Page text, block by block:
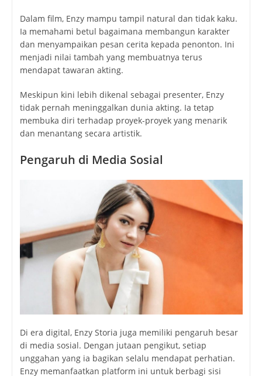
Dalam film, Enzy mampu tampil natural dan tidak kaku.
Ia memahami betul bagaimana membangun karakter
dan menyampaikan pesan cerita kepada penonton. Ini
menjadi nilai tambah yang membuatnya terus
mendapat tawaran akting.
Meskipun kini lebih dikenal sebagai presenter, Enzy
tidak pernah meninggalkan dunia akting. Ia tetap
membuka diri terhadap proyek-proyek yang menarik
dan menantang secara artistik.
Pengaruh di Media Sosial
Di era digital, Enzy Storia juga memiliki pengaruh besar
di media sosial. Dengan jutaan pengikut, setiap
unggahan yang ia bagikan selalu mendapat perhatian.
Enzy memanfaatkan platform ini untuk berbagi sisi